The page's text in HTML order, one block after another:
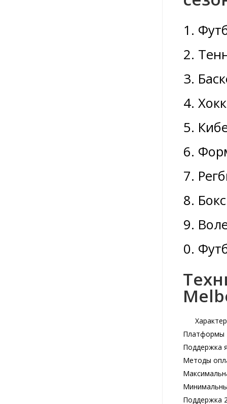
Платформы
Поддержка
Методы
Поддержка